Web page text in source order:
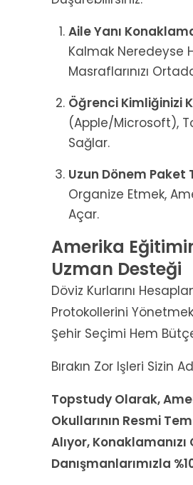
Aile Yanı
Kalmak Neredeyse
Masraflarınızı
Öğrenci Kimliğinizi
(Apple/Microsoft),
Sağlar.
Uzun Dönem Paket
Organize Etmek,
Açar.
Amerika
Uzman Desteği
Döviz Kurlarını
Protokollerini
Şehir Seçimi Hem
Bırakın Zor Işleri Sizin
Topstudy Olarak,
Okullarının Resmi
Alıyor,
Danışmanlarımızla